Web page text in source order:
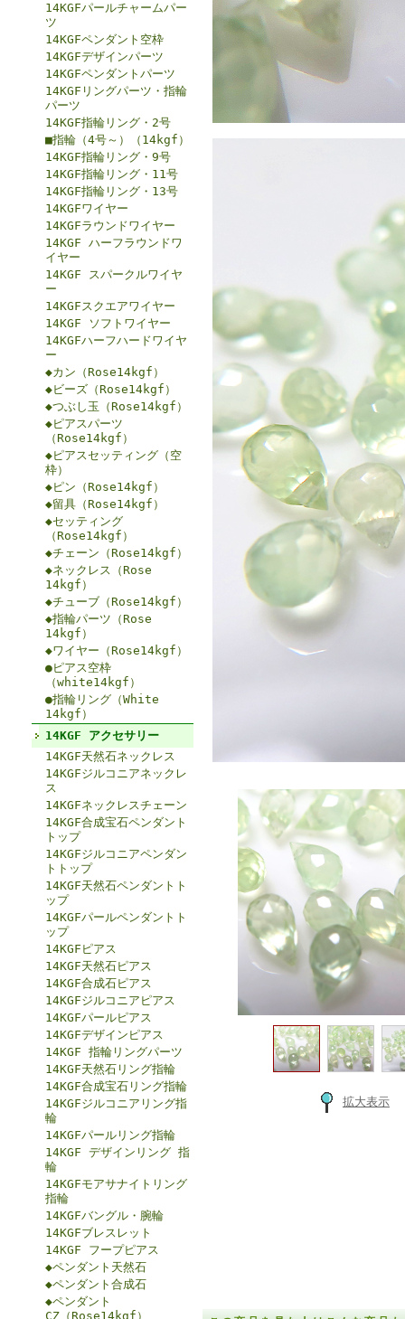
14KGFパールチャームパー
ツ
14KGFペンダント空枠
14KGFデザインパーツ
14KGFペンダントパーツ
14KGFリングパーツ・指輪
パーツ
14KGF指輪リング・2号
■指輪（4号～）（14kgf）
14KGF指輪リング・9号
14KGF指輪リング・11号
14KGF指輪リング・13号
14KGFワイヤー
14KGFラウンドワイヤー
14KGF ハーフラウンドワ
イヤー
14KGF スパークルワイヤ
ー
14KGFスクエアワイヤー
14KGF ソフトワイヤー
14KGFハーフハードワイヤ
ー
◆カン（Rose14kgf）
◆ビーズ（Rose14kgf）
◆つぶし玉（Rose14kgf）
◆ピアスパーツ
（Rose14kgf）
◆ピアスセッティング（空
枠）
◆ピン（Rose14kgf）
◆留具（Rose14kgf）
◆セッティング
（Rose14kgf）
◆チェーン（Rose14kgf）
◆ネックレス（Rose
14kgf）
◆チューブ（Rose14kgf）
◆指輪パーツ（Rose
14kgf）
◆ワイヤー（Rose14kgf）
●ピアス空枠
（white14kgf）
●指輪リング（White
14kgf）
14KGF アクセサリー
14KGF天然石ネックレス
14KGFジルコニアネックレ
ス
14KGFネックレスチェーン
14KGF合成宝石ペンダント
トップ
14KGFジルコニアペンダン
トトップ
14KGF天然石ペンダントト
ップ
14KGFパールペンダントト
ップ
14KGFピアス
14KGF天然石ピアス
14KGF合成石ピアス
14KGFジルコニアピアス
14KGFパールピアス
14KGFデザインピアス
14KGF 指輪リングパーツ
14KGF天然石リング指輪
14KGF合成宝石リング指輪
14KGFジルコニアリング指
輪
14KGFパールリング指輪
14KGF デザインリング 指
輪
14KGFモアサナイトリング
指輪
14KGFバングル・腕輪
14KGFブレスレット
14KGF フープピアス
◆ペンダント天然石
◆ペンダント合成石
◆ペンダント
CZ（Rose14kgf）
拡大表示